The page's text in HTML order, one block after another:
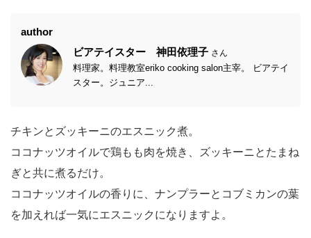
author
ビアテイスター 神田依理子 さん
料理家。料理教室eriko cooking salon主宰。 ビアテイ
スター。ジュニア...
チキンとズッキーニのエスニック煮。
ココナッツオイルで鶏もも肉を焼き、ズッキーニとたまね
ぎと共に煮るだけ。
ココナッツオイルの香りに、ナンプラーとコブミカンの葉
を加えれば一気にエスニックになりますよ。